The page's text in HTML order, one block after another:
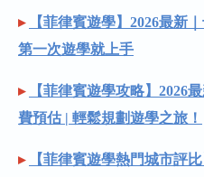
▸
【菲律賓遊學】2026最新
第一次遊學就上手
▸
【菲律賓遊學攻略】2026
費預估 | 輕鬆規劃遊學之旅！
▸
【菲律賓遊學熱門城市評